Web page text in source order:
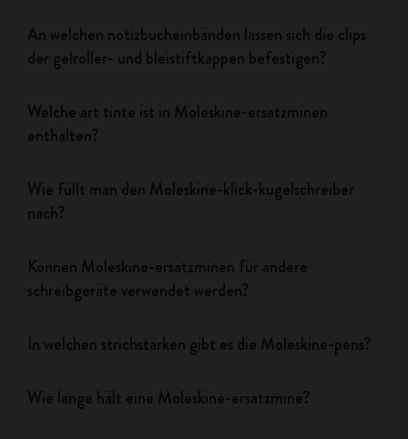
An welchen notizbucheinbänden lassen sich die clips
der gelroller- und bleistiftkappen befestigen?
Welche art tinte ist in Moleskine-ersatzminen
enthalten?
Wie füllt man den Moleskine-klick-kugelschreiber
nach?
Können Moleskine-ersatzminen für andere
schreibgeräte verwendet werden?
In welchen strichstärken gibt es die Moleskine-pens?
Wie lange hält eine Moleskine-ersatzmine?